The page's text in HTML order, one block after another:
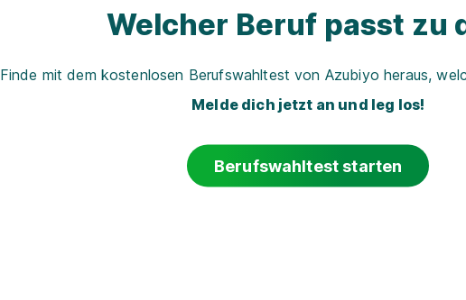
Welcher Beruf passt zu
Finde mit dem kostenlosen Berufswahltest von Azubiyo heraus,
Melde dich jetzt an und leg los!
Berufswahltest starten